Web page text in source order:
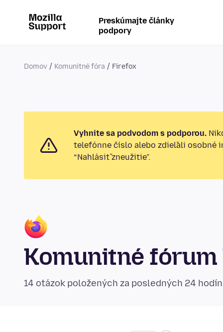
Preskúmajte články
podpory
Domov Komunitné fóra Firefox
Vyhnite sa podvodom s podporou.
telefónne číslo alebo zdieľali osobné
“Nahlásiť zneužitie”.
Komunitné
14 otázok položených za posledných 24